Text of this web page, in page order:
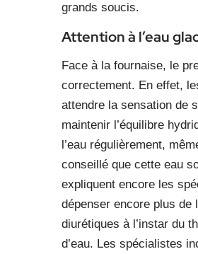
grands soucis.
Attention à l’eau
Face à la fournaise, le
correctement. En effet,
attendre la sensation de
maintenir l’équilibre
l’eau régulièrement,
conseillé que cette eau
expliquent encore les
dépenser encore plus de
diurétiques à l’instar du
d’eau. Les spécialistes